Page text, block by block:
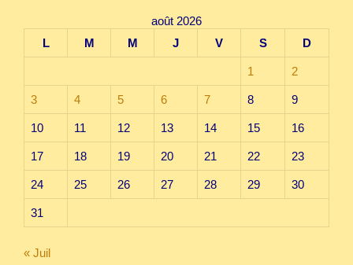
août 2026
L
M M J V S D
1 2
3 4 5 6 7 8 9
10 11 12 13 14 15 16
17 18 19 20 21 22 23
24 25 26 27 28 29 30
31
« Juil